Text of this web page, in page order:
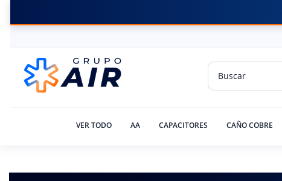
VER TODO AA CAPACITORES CAÑO COBRE